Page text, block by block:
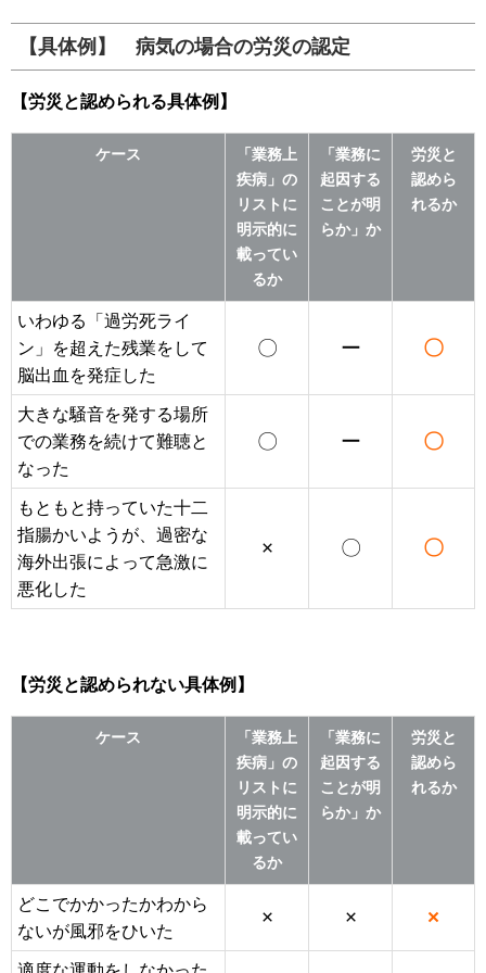
【具体例】 病気の場合の労災の認定
【労災と認められる具体例】
ケース
「業務上
疾病」の
リストに
明示的に
載ってい
るか
「業務に
起因する
ことが明
らか」か
労災と
認めら
れるか
いわゆる「過労死ライ
ン」を超えた残業をして
脳出血を発症した
〇 ー 〇
大きな騒音を発する場所
での業務を続けて難聴と
なった
〇 ー 〇
もともと持っていた十二
指腸かいようが、過密な
海外出張によって急激に
悪化した
× 〇 〇
【労災と認められない具体例】
ケース
「業務上
疾病」の
リストに
明示的に
載ってい
るか
「業務に
起因する
ことが明
らか」か
労災と
認めら
れるか
どこでかかったかわから
ないが風邪をひいた
× × ×